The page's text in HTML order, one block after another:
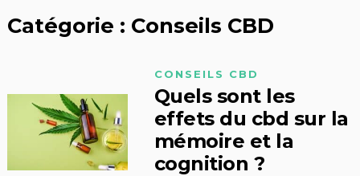
Catégorie : Conseils CBD
CONSEILS CBD
Quels sont les
effets du cbd sur la
mémoire et la
cognition ?